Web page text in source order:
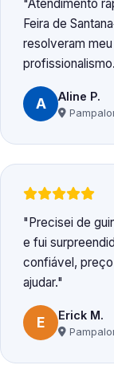
Atendimento
Feira de
resolveram
profissionalismo.
A Aline P.
Precisei de
e fui
confiável,
ajudar.
E Erick M.